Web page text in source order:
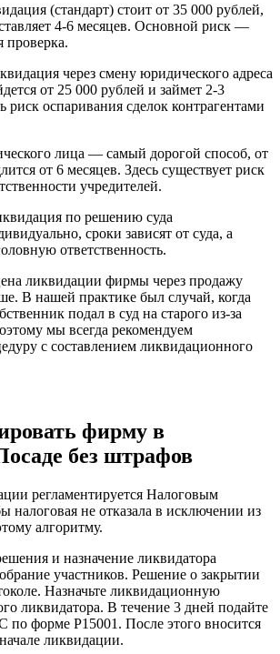
(стандарт) стоит от 35 000 рублей,
4-6 месяцев. Основной риск —
проверка.
через смену юридического адреса
от 25 000 рублей и займет 2-3
риск оспаривания сделок контрагентами
лица — самый дорогой способ, от
от 6 месяцев. Здесь существует риск
учредителей.
по решению суда
сроки зависят от суда, а
ответственность.
ликвидации фирмы через продажу
В нашей практике был случай, когда
подал в суд на старого из-за
мы всегда рекомендуем
с составлением ликвидационного
фирму в
без штрафов
регламентируется Налоговым
налоговая не отказала в исключении из
алгоритму.
и назначение ликвидатора
участников. Решение о закрытии
Назначьте ликвидационную
ликвидатора. В течение 3 дней подайте
форме Р15001. После этого вносится
ликвидации.